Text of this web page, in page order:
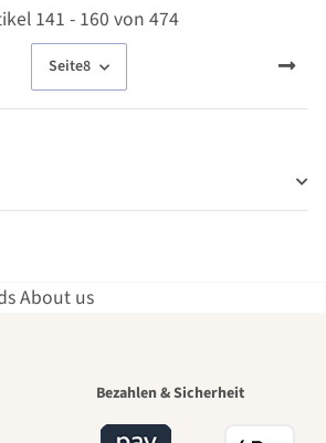
141 - 160 von 474
Seite8
Bezahlen & Sicherheit